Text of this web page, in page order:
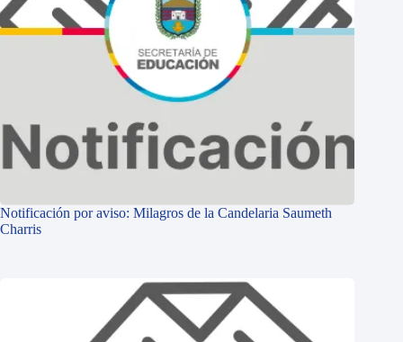
Notificación por aviso: Milagros de la Candelaria Saumeth
Charris